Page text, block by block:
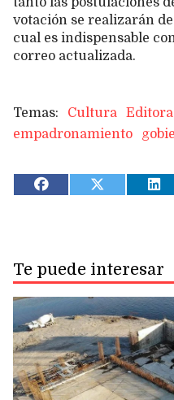
votación se realizarán
cual es indispensable
correo actualizada.
Cultura
empadronamiento
Te puede interesar